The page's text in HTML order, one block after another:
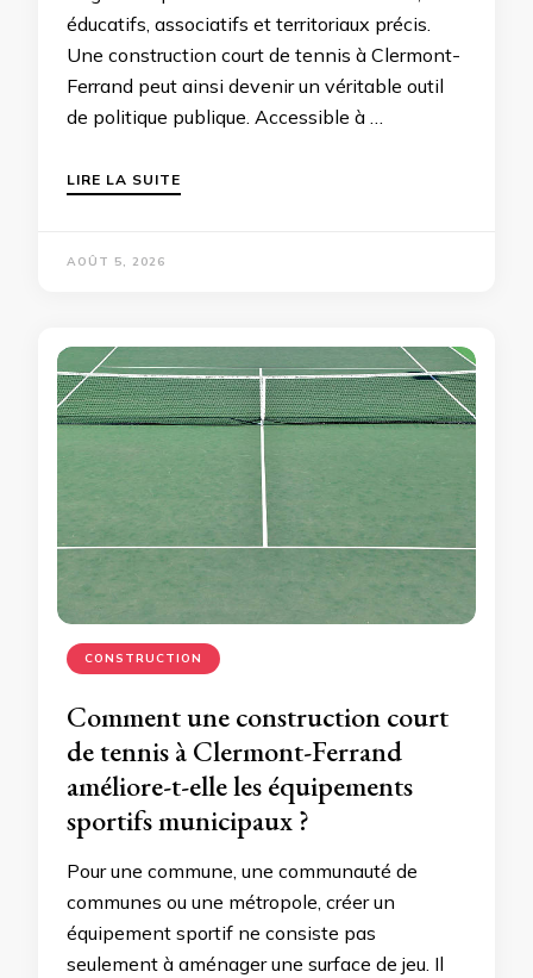
éducatifs, associatifs et territoriaux précis.
Une construction court de tennis à Clermont-
Ferrand peut ainsi devenir un véritable outil
de politique publique. Accessible à …
LIRE LA SUITE
AOÛT 5, 2026
CONSTRUCTION
Comment une construction court
de tennis à Clermont-Ferrand
améliore-t-elle les équipements
sportifs municipaux ?
Pour une commune, une communauté de
communes ou une métropole, créer un
équipement sportif ne consiste pas
seulement à aménager une surface de jeu. Il